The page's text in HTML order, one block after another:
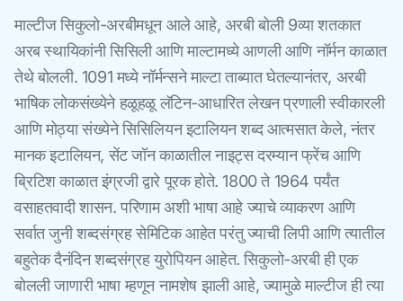
माल्टीज सिकुलो-अरबीमधून आले आहे, अरबी बोली 9व्या शतकात
अरब स्थायिकांनी सिसिली आणि माल्टामध्ये आणली आणि नॉर्मन काळात
तेथे बोलली. 1091 मध्ये नॉर्मन्सने माल्टा ताब्यात घेतल्यानंतर, अरबी
भाषिक लोकसंख्येने हळूहळू लॅटिन-आधारित लेखन प्रणाली स्वीकारली
आणि मोठ्या संख्येने सिसिलियन इटालियन शब्द आत्मसात केले, नंतर
मानक इटालियन, सेंट जॉन काळातील नाइट्स दरम्यान फ्रेंच आणि
ब्रिटिश काळात इंग्रजी द्वारे पूरक होते. 1800 ते 1964 पर्यंत
वसाहतवादी शासन. परिणाम अशी भाषा आहे ज्याचे व्याकरण आणि
सर्वात जुनी शब्दसंग्रह सेमिटिक आहेत परंतु ज्याची लिपी आणि त्यातील
बहुतेक दैनंदिन शब्दसंग्रह युरोपियन आहेत. सिकुलो-अरबी ही एक
बोलली जाणारी भाषा म्हणून नामशेष झाली आहे, ज्यामुळे माल्टीज ही त्या